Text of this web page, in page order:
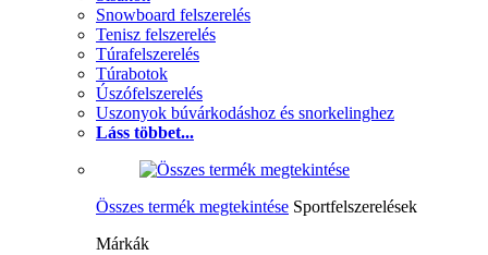
Snowboard felszerelés
Tenisz felszerelés
Túrafelszerelés
Túrabotok
Úszófelszerelés
Uszonyok búvárkodáshoz és snorkelinghez
Láss többet...
Összes termék megtekintése Sportfelszerelések
Márkák